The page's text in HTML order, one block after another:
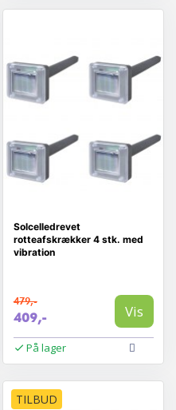
Solcelledrevet
rotteafskrækker 4 stk. med
vibration
479,-
409,- Vis
På lager
TILBUD